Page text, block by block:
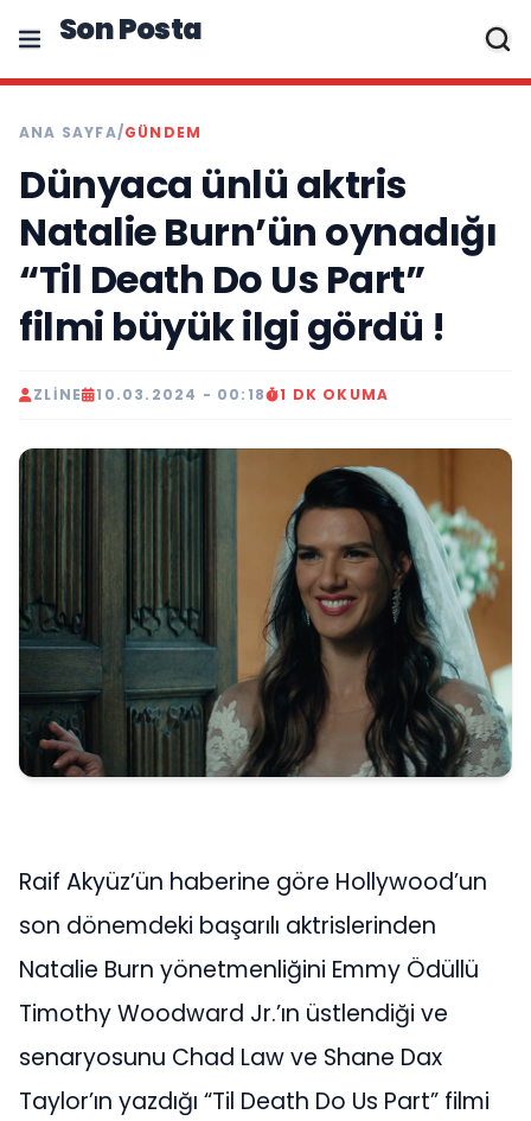
Son Posta
ANA SAYFA/GÜNDEM
Dünyaca ünlü aktris
Natalie Burn’ün oynadığı
“Til Death Do Us Part”
filmi büyük ilgi gördü !
ZLINE 10.03.2024 - 00:18 1 DK OKUMA
Raif Akyüz’ün haberine göre Hollywood’un
son dönemdeki başarılı aktrislerinden
Natalie Burn yönetmenliğini Emmy Ödüllü
Timothy Woodward Jr.’ın üstlendiği ve
senaryosunu Chad Law ve Shane Dax
Taylor’ın yazdığı “Til Death Do Us Part” filmi